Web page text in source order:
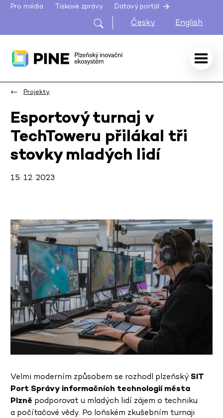
Pro média Tiskové zprávy Datový portál
Česky English
Projekty
Esportový turnaj v
TechToweru přilákal tři
stovky mladých lidí
15. 12. 2023
Velmi moderním způsobem se rozhodl plzeňskýSIT
Port Správy informačních technologií města
Plzně podporovat u mladých lidí zájem o techniku
a počítačové vědy. Po loňském zkušebním turnaji